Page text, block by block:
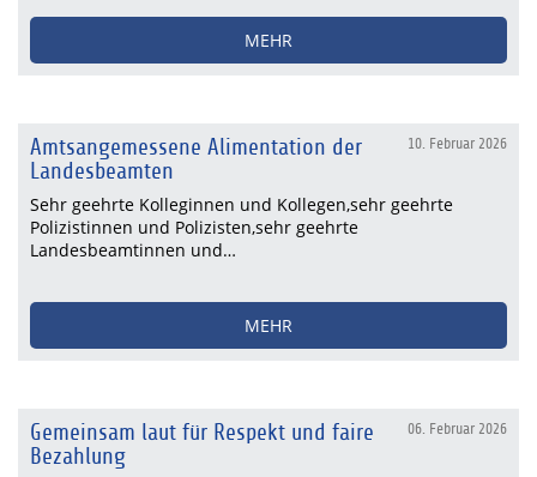
MEHR
10. Februar 2026
Amtsangemessene Alimentation der
Landesbeamten
Sehr geehrte Kolleginnen und Kollegen,sehr geehrte
Polizistinnen und Polizisten,sehr geehrte
Landesbeamtinnen und…
MEHR
06. Februar 2026
Gemeinsam laut für Respekt und faire
Bezahlung